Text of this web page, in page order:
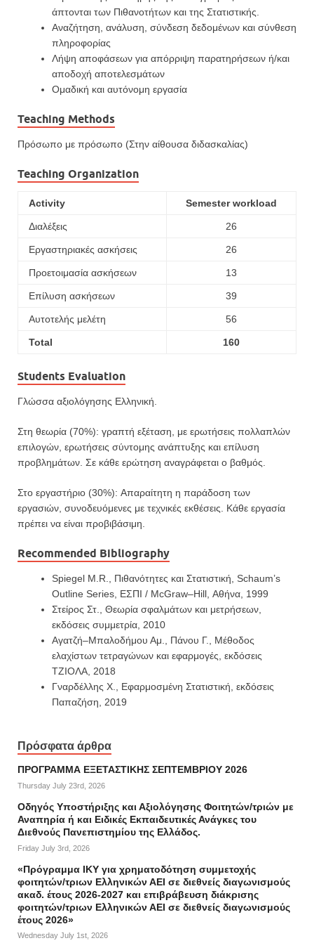
άπτονται των Πιθανοτήτων και της Στατιστικής.
Αναζήτηση, ανάλυση, σύνδεση δεδομένων και σύνθεση
πληροφορίας
Λήψη αποφάσεων για απόρριψη παρατηρήσεων ή/και
αποδοχή αποτελεσμάτων
Ομαδική και αυτόνομη εργασία
Teaching Methods
Πρόσωπο με πρόσωπο (Στην αίθουσα διδασκαλίας)
Teaching Organization
Activity Semester workload
Διαλέξεις 26
Εργαστηριακές ασκήσεις 26
Προετοιμασία ασκήσεων 13
Επίλυση ασκήσεων 39
Αυτοτελής μελέτη 56
Total 160
Students Evaluation
Γλώσσα αξιολόγησης Ελληνική.
Στη θεωρία (70%): γραπτή εξέταση, με ερωτήσεις πολλαπλών
επιλογών, ερωτήσεις σύντομης ανάπτυξης και επίλυση
προβλημάτων. Σε κάθε ερώτηση αναγράφεται ο βαθμός.
Στο εργαστήριο (30%): Απαραίτητη η παράδοση των
εργασιών, συνοδευόμενες με τεχνικές εκθέσεις. Κάθε εργασία
πρέπει να είναι προβιβάσιμη.
Recommended Bibliography
Spiegel M.R., Πιθανότητες και Στατιστική, Schaum’s
Outline Series, ΕΣΠΙ / McGraw–Hill, Αθήνα, 1999
Στείρος Στ., Θεωρία σφαλμάτων και μετρήσεων,
εκδόσεις συμμετρία, 2010
Αγατζή–Μπαλοδήμου Αμ., Πάνου Γ., Μέθοδος
ελαχίστων τετραγώνων και εφαρμογές, εκδόσεις
ΤΖΙΟΛΑ, 2018
Γναρδέλλης Χ., Εφαρμοσμένη Στατιστική, εκδόσεις
Παπαζήση, 2019
Πρόσφατα άρθρα
ΠΡΟΓΡΑΜΜΑ ΕΞΕΤΑΣΤΙΚΗΣ ΣΕΠΤΕΜΒΡΙΟΥ 2026
Thursday July 23rd, 2026
Οδηγός Υποστήριξης και Αξιολόγησης Φοιτητών/τριών με
Αναπηρία ή και Ειδικές Εκπαιδευτικές Ανάγκες του
Διεθνούς Πανεπιστημίου της Ελλάδος.
Friday July 3rd, 2026
«Πρόγραμμα ΙΚΥ για χρηματοδότηση συμμετοχής
φοιτητών/τριων Ελληνικών ΑΕΙ σε διεθνείς διαγωνισμούς
ακαδ. έτους 2026-2027 και επιβράβευση διάκρισης
φοιτητών/τριων Ελληνικών ΑΕΙ σε διεθνείς διαγωνισμούς
έτους 2026»
Wednesday July 1st, 2026